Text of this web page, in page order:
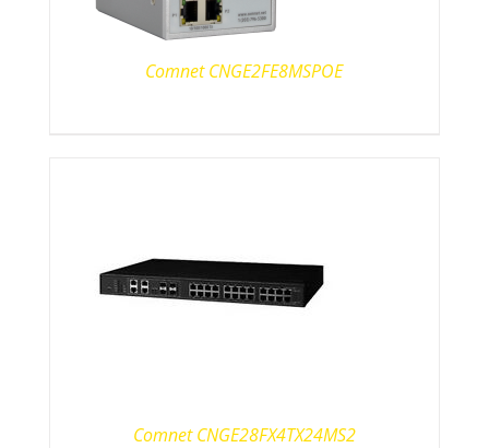
Comnet CNGE2FE8MSPOE
Comnet CNGE28FX4TX24MS2